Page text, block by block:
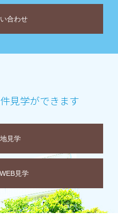
合わせ
見学ができます
見学
見学